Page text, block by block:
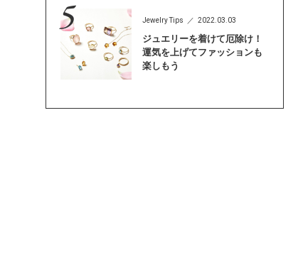
Jewelry Tips 2022.03.03
ジュエリーを着けて厄除け！
運気を上げてファッションも
楽しもう